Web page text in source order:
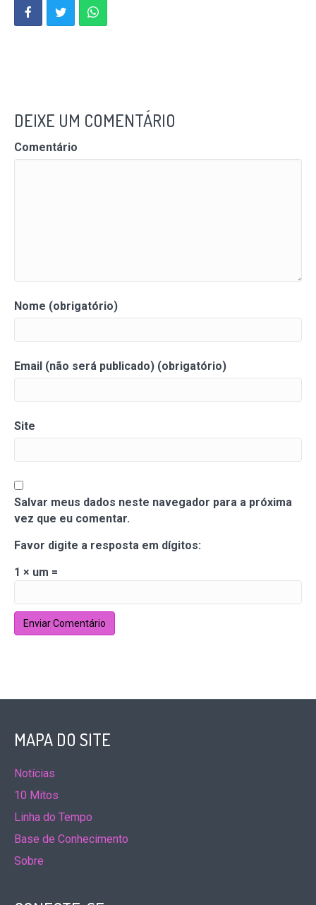
DEIXE UM COMENTÁRIO
Comentário
Nome (obrigatório)
Email (não será publicado) (obrigatório)
Site
Salvar meus dados neste navegador para a próxima
vez que eu comentar.
Favor digite a resposta em dígitos:
1 × um =
MAPA DO SITE
Notícias
10 Mitos
Linha do Tempo
Base de Conhecimento
Sobre